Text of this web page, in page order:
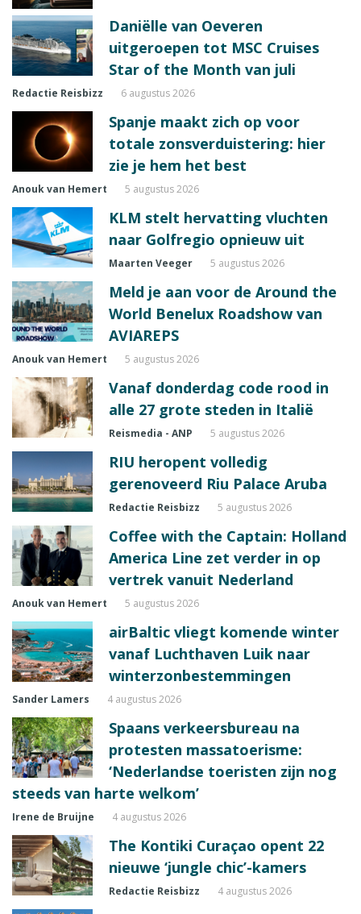
Daniëlle van Oeveren
uitgeroepen tot MSC Cruises
Star of the Month van juli
Redactie Reisbizz 6 augustus 2026
Spanje maakt zich op voor
totale zonsverduistering: hier
zie je hem het best
Anouk van Hemert 5 augustus 2026
KLM stelt hervatting vluchten
naar Golfregio opnieuw uit
Maarten Veeger 5 augustus 2026
Meld je aan voor de Around the
World Benelux Roadshow van
AVIAREPS
Anouk van Hemert 5 augustus 2026
Vanaf donderdag code rood in
alle 27 grote steden in Italië
Reismedia - ANP 5 augustus 2026
RIU heropent volledig
gerenoveerd Riu Palace Aruba
Redactie Reisbizz 5 augustus 2026
Coffee with the Captain: Holland
America Line zet verder in op
vertrek vanuit Nederland
Anouk van Hemert 5 augustus 2026
airBaltic vliegt komende winter
vanaf Luchthaven Luik naar
winterzonbestemmingen
Sander Lamers 4 augustus 2026
Spaans verkeersbureau na
protesten massatoerisme:
‘Nederlandse toeristen zijn nog
steeds van harte welkom’
Irene de Bruijne 4 augustus 2026
The Kontiki Curaçao opent 22
nieuwe ‘jungle chic’-kamers
Redactie Reisbizz 4 augustus 2026